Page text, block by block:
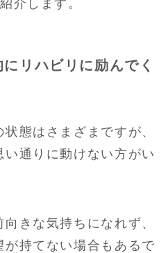
介します。
リハビリに励んでく
態はさまざまですが、
通りに動けない方がい
きな気持ちになれず、
が持てない場合もあるで